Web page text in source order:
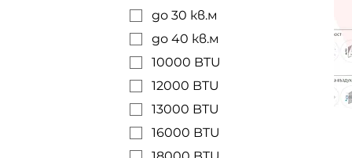
до 30 кв.м
до 40 кв.м
10000 BTU
12000 BTU
13000 BTU
16000 BTU